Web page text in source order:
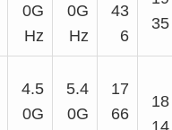
0G
Hz
0G
Hz
43
6
35
4.5
0G
5.4
0G
17
66
18
14